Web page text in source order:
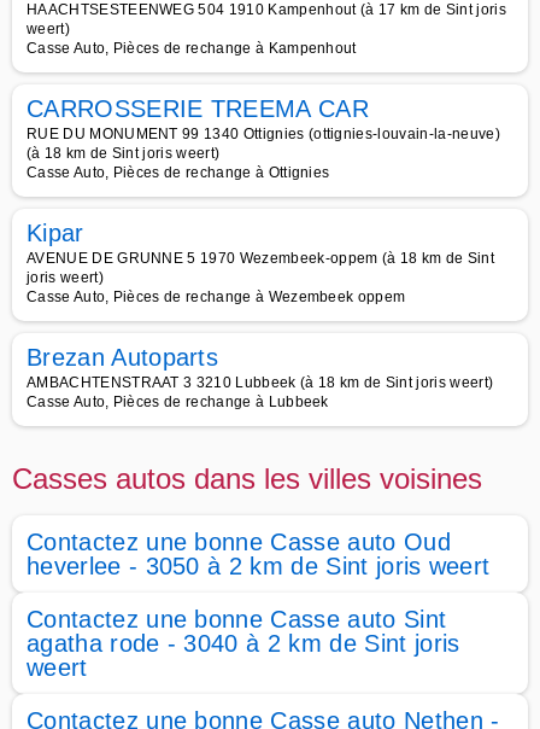
HAACHTSESTEENWEG 504 1910 Kampenhout (à 17 km de Sint joris
weert)
Casse Auto, Pièces de rechange à Kampenhout
CARROSSERIE TREEMA CAR
RUE DU MONUMENT 99 1340 Ottignies (ottignies-louvain-la-neuve)
(à 18 km de Sint joris weert)
Casse Auto, Pièces de rechange à Ottignies
Kipar
AVENUE DE GRUNNE 5 1970 Wezembeek-oppem (à 18 km de Sint
joris weert)
Casse Auto, Pièces de rechange à Wezembeek oppem
Brezan Autoparts
AMBACHTENSTRAAT 3 3210 Lubbeek (à 18 km de Sint joris weert)
Casse Auto, Pièces de rechange à Lubbeek
Casses autos dans les villes voisines
Contactez une bonne Casse auto Oud
heverlee - 3050 à 2 km de Sint joris weert
Contactez une bonne Casse auto Sint
agatha rode - 3040 à 2 km de Sint joris
weert
Contactez une bonne Casse auto Nethen -